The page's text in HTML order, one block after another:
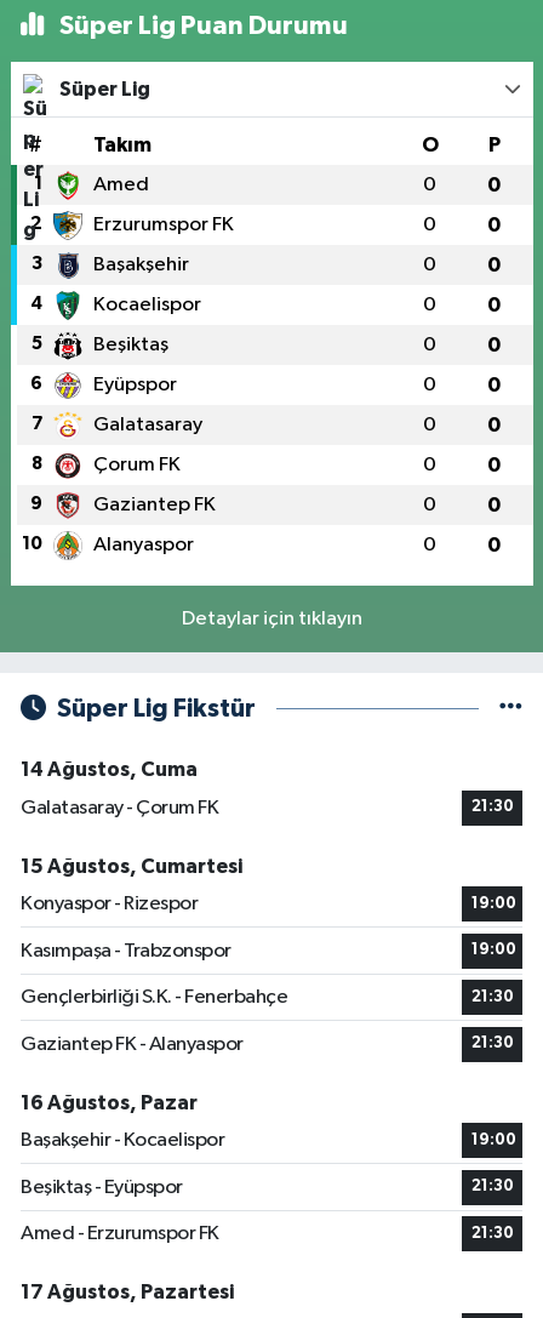
Süper Lig Puan Durumu
Süper Lig
# Takım O P
1 Amed 0 0
2 Erzurumspor FK 0 0
3 Başakşehir 0 0
4 Kocaelispor 0 0
5 Beşiktaş 0 0
6 Eyüpspor 0 0
7 Galatasaray 0 0
8 Çorum FK 0 0
9 Gaziantep FK 0 0
10 Alanyaspor 0 0
Detaylar için tıklayın
Süper Lig Fikstür
14 Ağustos, Cuma
Galatasaray - Çorum FK
21:30
15 Ağustos, Cumartesi
Konyaspor - Rizespor
19:00
Kasımpaşa - Trabzonspor 19:00
Gençlerbirliği S.K. - Fenerbahçe 21:30
Gaziantep FK - Alanyaspor 21:30
16 Ağustos, Pazar
Başakşehir - Kocaelispor
19:00
Beşiktaş - Eyüpspor 21:30
Amed - Erzurumspor FK 21:30
17 Ağustos, Pazartesi